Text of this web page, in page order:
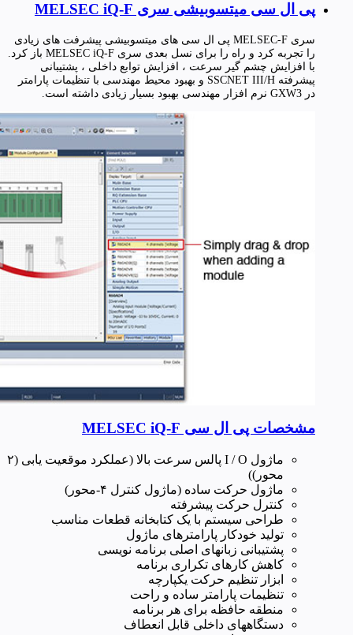
پی ال سی میتسوبیشی سری MELSEC iQ-F
سری MELSEC-F پی ال سی های میتسوبیشی پیشرفت های زیادی
را تجربه کرد و راه را برای نسل بعدی سری MELSEC iQ-F باز کرد.
با افزایش چشم گیر سرعت ، افزایش توابع داخلی ، پشتیبانی
پیشرفته SSCNET III/H و بهبود محیط مهندسی با تنظیمات پارامتر
در GXW3 نرم افزار مهندسی بهبود بسیار زیادی داشته است.
مشخصات پی ال سی MELSEC iQ-F
ماژول I / O پالس سرعت بالا (عملکرد موقعیت یابی (۲
محور))
ماژول حرکت ساده (ماژول کنترل ۴-محور)
کنترل حرکت پیشرفته
طراحی سیستم با یک کتابخانه قطعات مناسب
تولید خودکار پارامترهای ماژول
پشتیبانی زبانهای اصلی برنامه نویسی
کاهش کارهای تکراری برنامه
ابزار تنظیم حرکت یکپارچه
تنظیمات پارامتر ساده و راحت
منطقه حافظه برای هر برنامه
دستگاههای داخلی قابل انعطاف